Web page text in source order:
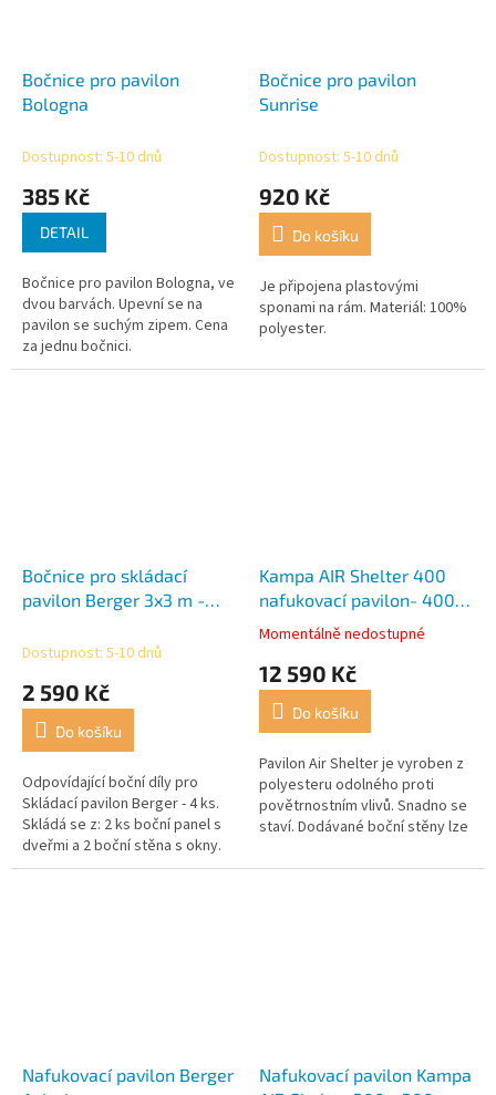
Bočnice pro pavilon
Bologna
Dostupnost: 5-10 dnů
385 Kč
DETAIL
Bočnice pro pavilon Bologna, ve
dvou barvách. Upevní se na
pavilon se suchým zipem. Cena
za jednu bočnici.
Bočnice pro pavilon
Sunrise
Dostupnost: 5-10 dnů
920 Kč
Do košíku
Je připojena plastovými
sponami na rám. Materiál: 100%
polyester.
Bočnice pro skládací
pavilon Berger 3x3 m -
Dostupnost: 5-10 dnů
2 590 Kč
Do košíku
Odpovídající boční díly pro
Skládací pavilon Berger - 4 ks.
Skládá se z: 2 ks boční panel s
dveřmi a 2 boční stěna s okny.
Kampa AIR Shelter 400
nafukovací pavilon- 400 x
400 x 340 cm
Průměrné
produktu
4,0
5
hvězdiček.
Momentálně nedostupné
12 590 Kč
Do košíku
Pavilon Air Shelter je vyroben z
polyesteru odolného proti
povětrnostním vlivů. Snadno se
staví. Dodávané boční stěny lze
sejmout a zajistit tak...
Nafukovací pavilon Berger
Nafukovací pavilon Kampa